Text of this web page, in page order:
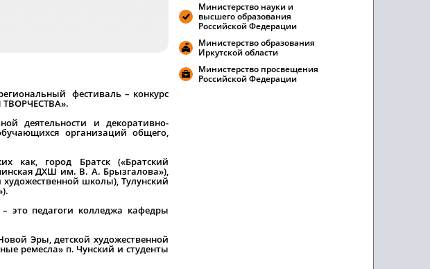
фестиваль – конкурс
ТВОРЧЕСТВА».
деятельности и декоративно-
организаций общего,
как, город Братск («Братский
ДХШ им. В. А. Брызгалова»),
художественной школы), Тулунский
это педагоги колледжа кафедры
Эры, детской художественной
ремесла» п. Чунский и студенты
Министерство науки и
высшего образования
Российской Федерации
Министерство образования
Иркутской области
Министерство просвещения
Российской Федерации